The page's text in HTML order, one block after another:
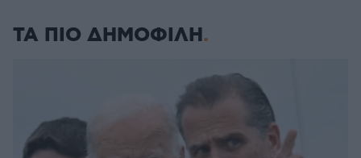
ΤΑ ΠΙΟ ΔΗΜΟΦΙΛΗ